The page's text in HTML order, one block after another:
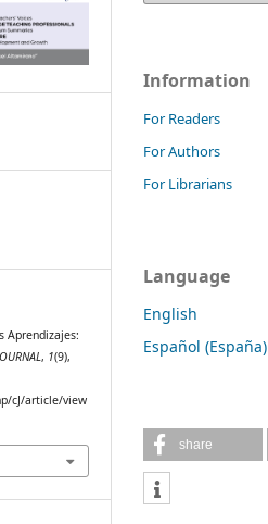
Aprendizajes:
, 1(9),
cJ/article/view
Information
For Readers
For Authors
For Librarians
Language
English
Español (España)
share